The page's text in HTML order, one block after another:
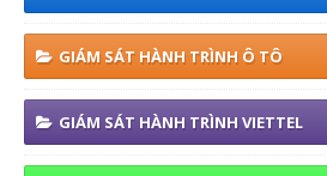
GIÁM SÁT HÀNH TRÌNH Ô TÔ
GIÁM SÁT HÀNH TRÌNH VIETTEL